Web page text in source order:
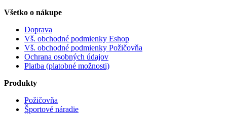
Všetko o nákupe
Doprava
Vš. obchodné podmienky Eshop
Vš. obchodné podmienky Požičovňa
Ochrana osobných údajov
Platba (platobné možnosti)
Produkty
Požičovňa
Športové náradie